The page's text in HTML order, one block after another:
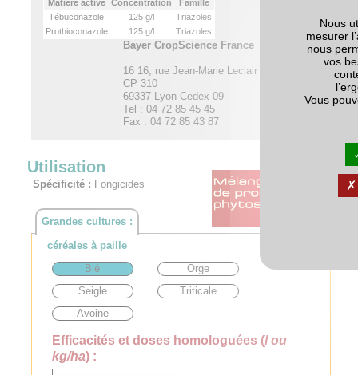
Matière active Concentration
Famille
Tébuconazole
125 g/l
Triazoles
Prothioconazole
125 g/l Triazoles
Bayer CropScience France
16 16, rue Jean-Marie Leclair
CP 310
69337 Lyon Cedex 09
Tel : 04 72 85 45 45
Fax : 04 72 85 43 87
Utilisation
Spécificité : Fongicides
Grandes cultures :
céréales à paille
Blé
Orge
Seigle
Triticale
Avoine
Efficacités et doses homologuées (l ou
kg/ha) :
Nous
mesurer
nous
vos
Vous